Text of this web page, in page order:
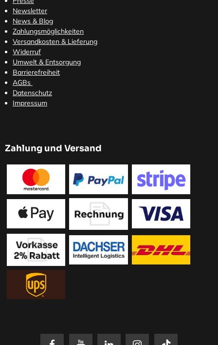
Newsletter
News & Blog
Zahlungsmöglichkeiten
Versandkosten & Lieferung
Widerruf
Umwelt & Entsorgung
Barrierefreiheit
AGBs
Datenschutz
Impressum
Zahlung und Versand